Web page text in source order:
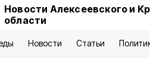
Новости Алексеевского и
области
Новости Статьи